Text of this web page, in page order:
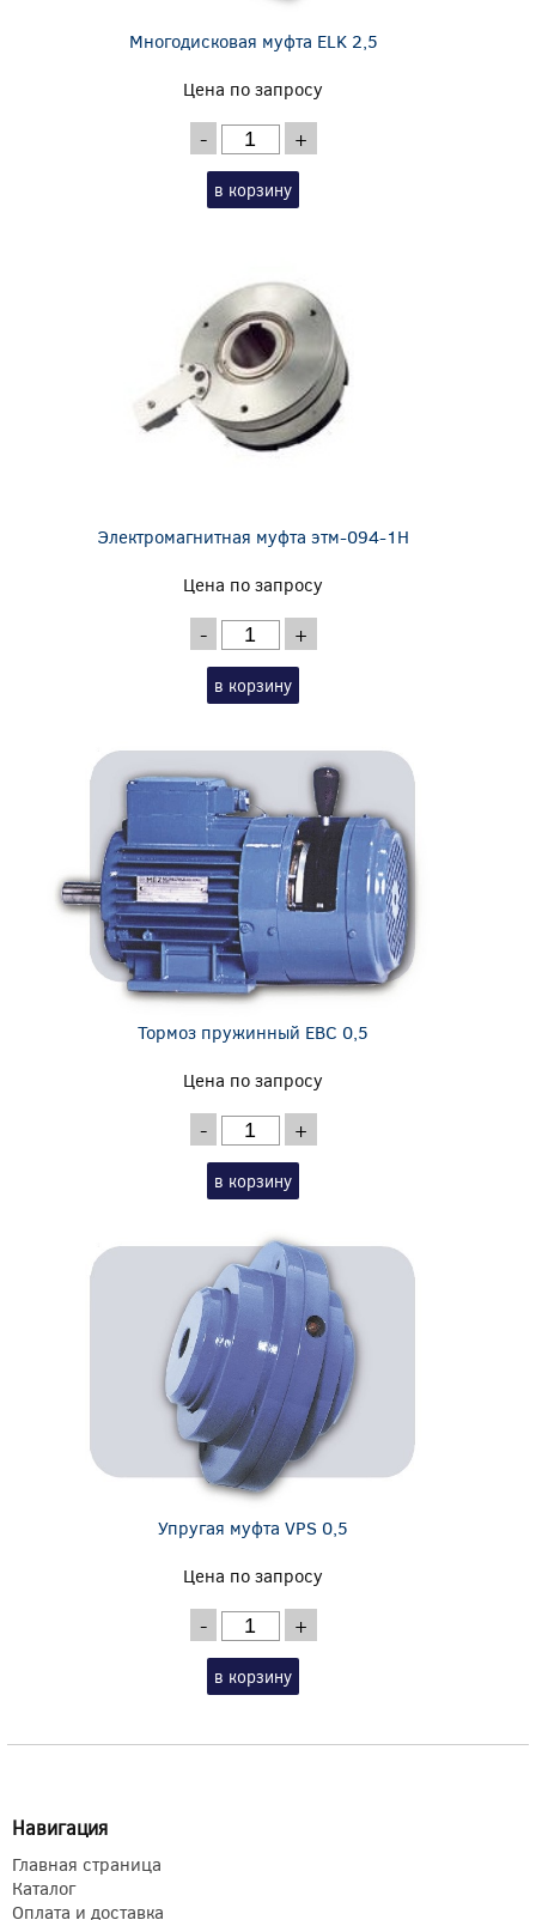
Многодисковая муфта ELK 2,5
Цена по запросу
- +
в корзину
Электромагнитная муфта этм-094-1Н
Цена по запросу
- +
в корзину
Тормоз пружинный EBC 0,5
Цена по запросу
- +
в корзину
Упругая муфта VPS 0,5
Цена по запросу
- +
в корзину
Навигация
Главная страница
Каталог
Оплата и доставка